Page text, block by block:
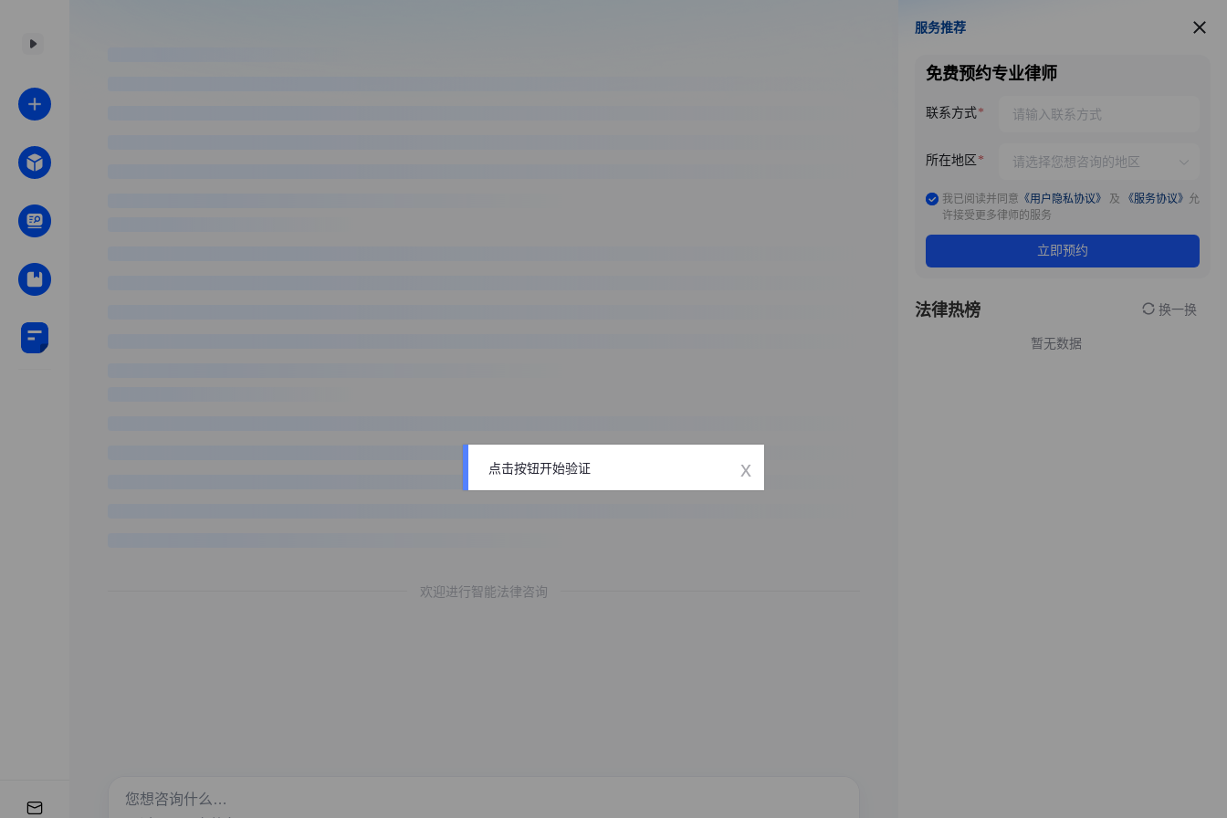
欢迎进行智能法律咨询
服务推荐
服务推荐
免费预约专业律师
联系方式
所在地区
我已阅读并同意 《用户隐私协议》 及 《服务协议》 允
许接受更多律师的服务
立即预约
法律热榜 换一换
暂无数据
点击按钮开始验证 x